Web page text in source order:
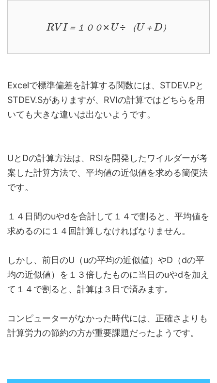
１ ０ ０ （ ＋ ）
RVI＝ １０ ０ U÷ （U＋ D ）
Excelで標準偏差を計算する関数には、STDEV.Pと
STDEV.Sがありますが、RVIの計算ではどちらを用
いても大きな違いは出ないようです。
UとDの計算方法は、RSIを開発したワイルダーが考
案した計算方法で、平均値の近似値を求める簡便法
です。
１４日間のuやdを合計して１４で割ると、平均値を
求めるのに１４回計算しなければなりません。
しかし、前日のU（uの平均の近似値）やD（dの平
均の近似値）を１３倍したものに当日のuやdを加え
て１４で割ると、計算は３日で済みます。
コンピューターがなかった時代には、正確さよりも
計算労力の節約の方が重要課題だったようです。